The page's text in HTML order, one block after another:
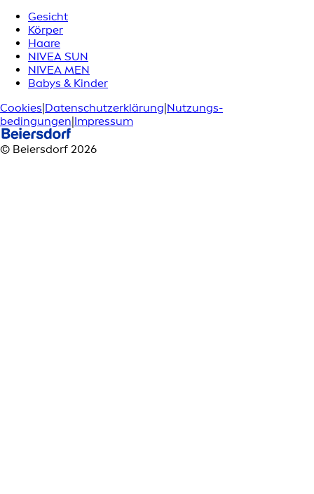
Gesicht
Körper
Haare
NIVEA SUN
NIVEA MEN
Babys & Kinder
Cookies Datenschutzerklärung Nutzungs­
bedingungen Impressum
© Beiersdorf 2026